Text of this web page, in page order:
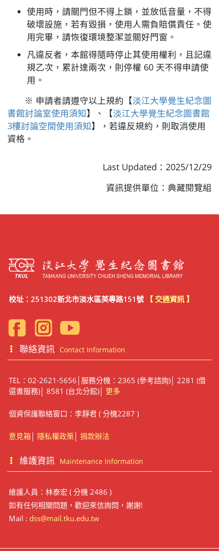
使用時，請關門但不得上鎖，並放低音量，不得
破壞設施，若有毀損，使用人需負賠償責任。使
用完畢，請恢復環境整潔並關好門窗。
凡違反者，本館得隨時停止其使用權利，且記違
規乙次，累計達兩次，則停權 60 天不得申請使
用。
※ 申請者請遵守以上規約【淡江大學覺生紀念圖
書館討論室使用須知】、【淡江大學覺生紀念圖書館
3樓討論空間使用須知】，若違反規約，則取消使用
資格。
Last Updated：2025/12/29
資訊提供單位：典藏閱覽組
校址：251302新北市淡水區英專路151號 【 交通資訊 】
聯絡資訊 Contact Information
TEL：02-2621-5656│服務分機：2365 (參考諮詢)│ 2281 (借
還書服務)│ 8581 (台北分館)│ 更多
個資保護聯絡窗口：李靜君 ( 分機2287 )
意見箱│ 隱私權政策│ 捐款辦法
維護資訊 Maintenance Information
維護人員：林泰宏 ( 分機 2486 )
如有任何相關問題，歡迎來信詢問，謝謝!
Mail : dss@mail.tku.edu.tw